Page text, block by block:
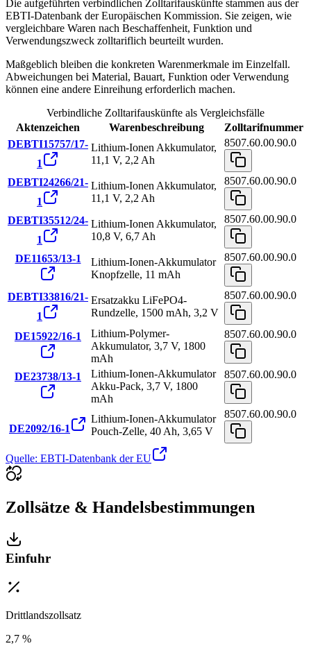
Die aufgeführten verbindlichen Zolltarifauskünfte stammen aus der
EBTI-Datenbank der Europäischen Kommission. Sie zeigen, wie
vergleichbare Waren nach Beschaffenheit, Funktion und
Verwendungszweck zolltariflich beurteilt wurden.
Maßgeblich bleiben die konkreten Warenmerkmale im Einzelfall.
Abweichungen bei Material, Bauart, Funktion oder Verwendung
können eine andere Einreihung erforderlich machen.
Verbindliche Zolltarifauskünfte als Vergleichsfälle
Aktenzeichen
Warenbeschreibung
Zolltarifnummer
DEBTI15757/17-
1
Lithium-Ionen Akkumulator,
11,1 V, 2,2 Ah
8507.60.00.90.0
DEBTI24266/21-
1
Lithium-Ionen Akkumulator,
11,1 V, 2,2 Ah
8507.60.00.90.0
DEBTI35512/24-
1
Lithium-Ionen Akkumulator,
10,8 V, 6,7 Ah
8507.60.00.90.0
DE11653/13-1
Lithium-Ionen-Akkumulator
Knopfzelle, 11 mAh
8507.60.00.90.0
DEBTI33816/21-
1
Ersatzakku LiFePO4-
Rundzelle, 1500 mAh, 3,2 V
8507.60.00.90.0
DE15922/16-1
Lithium-Polymer-
Akkumulator, 3,7 V, 1800
mAh
8507.60.00.90.0
DE23738/13-1
Lithium-Ionen-Akkumulator
Akku-Pack, 3,7 V, 1800
mAh
8507.60.00.90.0
DE2092/16-1
Lithium-Ionen-Akkumulator
Pouch-Zelle, 40 Ah, 3,65 V
8507.60.00.90.0
Quelle: EBTI-Datenbank der EU
Zollsätze & Handelsbestimmungen
Einfuhr
Drittlandszollsatz
2,7 %